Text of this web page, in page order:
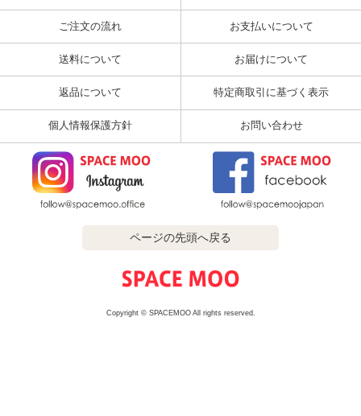
ご注文の流れ お支払いについて
送料について お届けについて
返品について 特定商取引に基づく表示
個人情報保護方針 お問い合わせ
ページの先頭へ戻る
Copyright © SPACEMOO All rights reserved.